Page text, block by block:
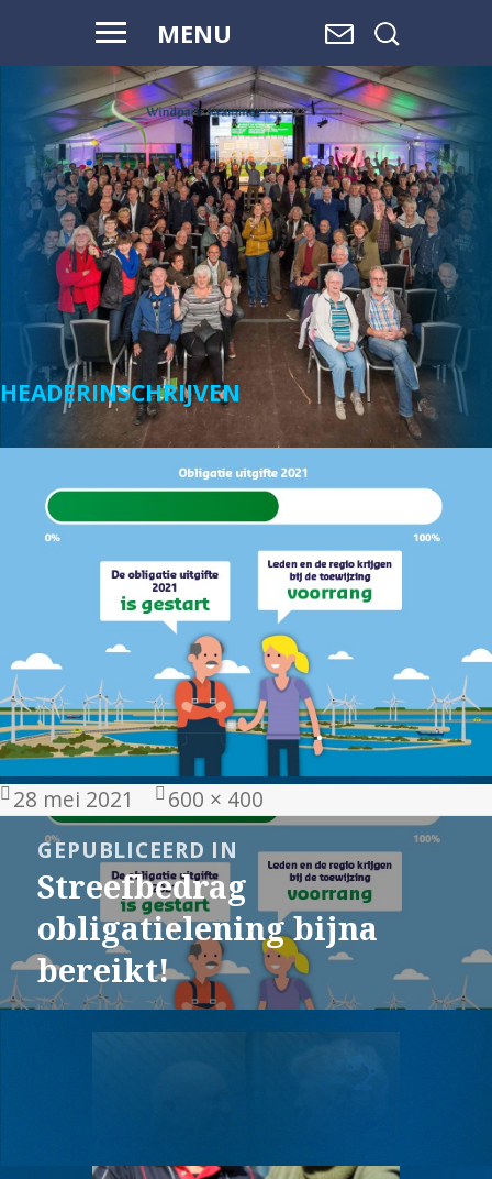
MENU
WAAR WATER
OVERGAAT IN
LAND,
EN LAND
OVERGAAT
IN WATER, IS
RUIMTE.
HEADERINSCHRIJVEN
Geplaatst
28 mei 2021
Volledige
grootte
600 × 400
navigatieGEPUBLICEERD IN
Streefbedrag
obligatielening bijna
bereikt!